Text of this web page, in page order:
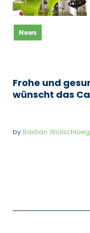
News
Frohe und
wünscht das
by Bastian